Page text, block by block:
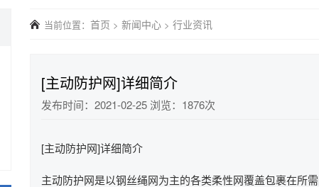
当前位置： 首页 > 新闻中心 > 行业资讯
[主动防护网]详细简介
发布时间：2021-02-25 浏览：1876次
[主动防护网]详细简介
主动防护网是以钢丝绳网为主的各类柔性网覆盖包裹在所